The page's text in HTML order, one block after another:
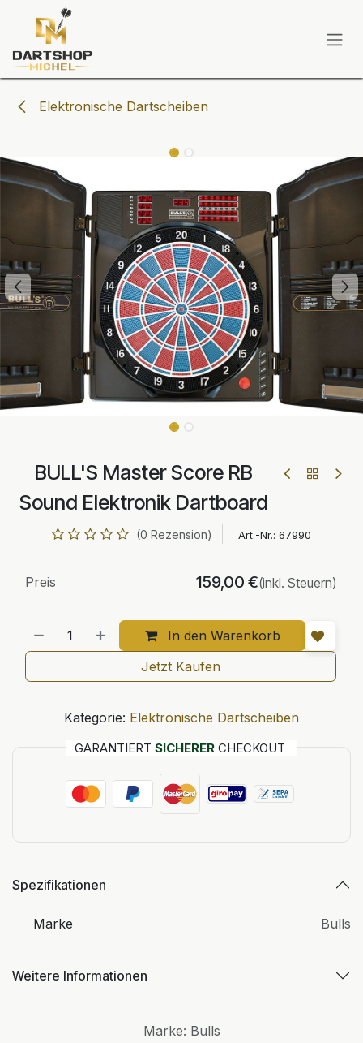
Zum Inhalt springen
Elektronische Dartscheiben
BULL'S Master Score RB
Sound Elektronik Dartboard
(0 Rezension) Art.-Nr.: 67990
In den Warenkorb
Preis 159,00 €(inkl. Steuern)
Jetzt Kaufen
Kategorie: Elektronische Dartscheiben
GARANTIERT SICHERER CHECKOUT
Spezifikationen
Marke Bulls
Weitere Informationen
Marke: Bulls